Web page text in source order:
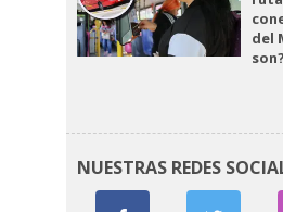
del
son?
NUESTRAS REDES